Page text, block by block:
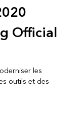
Official
les
outils et des